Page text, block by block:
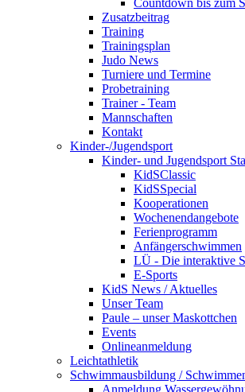
Zusatzbeitrag
Training
Trainingsplan
Judo News
Turniere und Termine
Probetraining
Trainer - Team
Mannschaften
Kontakt
Kinder-/Jugendsport
Kinder- und Jugendsport
KidSClassic
KidSSpecial
Kooperationen
Wochenendangebote
Ferienprogramm
Anfängerschwimmen
LÜ - Die interaktive
E-Sports
KidS News / Aktuelles
Unser Team
Paule – unser Maskottchen
Events
Onlineanmeldung
Leichtathletik
Schwimmausbildung /
Anmeldung